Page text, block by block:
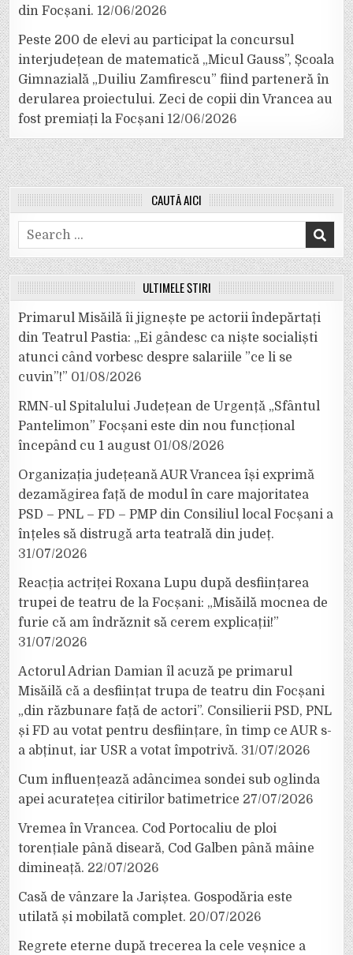
din Focșani. 12/06/2026
Peste 200 de elevi au participat la concursul
interjudețean de matematică „Micul Gauss”, Școala
Gimnazială „Duiliu Zamfirescu” fiind parteneră în
derularea proiectului. Zeci de copii din Vrancea au
fost premiați la Focșani 12/06/2026
CAUTĂ AICI
Search
for:
ULTIMELE ȘTIRI
Primarul Misăilă îi jignește pe actorii îndepărtați
din Teatrul Pastia: „Ei gândesc ca niște socialiști
atunci când vorbesc despre salariile ”ce li se
cuvin”!” 01/08/2026
RMN-ul Spitalului Județean de Urgență „Sfântul
Pantelimon” Focșani este din nou funcțional
începând cu 1 august 01/08/2026
Organizația județeană AUR Vrancea își exprimă
dezamăgirea față de modul în care majoritatea
PSD – PNL – FD – PMP din Consiliul local Focșani a
înțeles să distrugă arta teatrală din județ.
31/07/2026
Reacția actriței Roxana Lupu după desființarea
trupei de teatru de la Focșani: „Misăilă mocnea de
furie că am îndrăznit să cerem explicații!”
31/07/2026
Actorul Adrian Damian îl acuză pe primarul
Misăilă că a desființat trupa de teatru din Focșani
„din răzbunare față de actori”. Consilierii PSD, PNL
și FD au votat pentru desființare, în timp ce AUR s-
a abținut, iar USR a votat împotrivă. 31/07/2026
Cum influențează adâncimea sondei sub oglinda
apei acuratețea citirilor batimetrice 27/07/2026
Vremea în Vrancea. Cod Portocaliu de ploi
torențiale până diseară, Cod Galben până mâine
dimineață. 22/07/2026
Casă de vânzare la Jariștea. Gospodăria este
utilată și mobilată complet. 20/07/2026
Regrete eterne după trecerea la cele veșnice a